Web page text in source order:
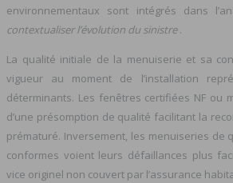
environnementaux sont intégrés dans
contextualiser l’évolution du sinistre.
La qualité initiale de la menuiserie et sa
vigueur au moment de l’installation
déterminants. Les fenêtres certifiées NF ou
d’une présomption de qualité facilitant la
prématuré. Inversement, les menuiseries de
conformes voient leurs défaillances plus
vice originel non couvert par l’assurance